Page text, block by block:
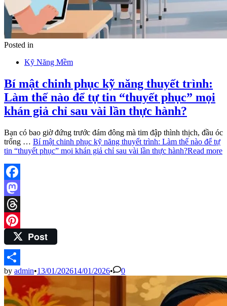
Posted in
Kỹ Năng Mềm
Bí mật chinh phục kỹ năng thuyết trình:
Làm thế nào để tự tin “thuyết phục” mọi
khán giả chỉ sau vài lần thực hành?
Bạn có bao giờ đứng trước đám đông mà tim đập thình thịch, đầu óc
trống … Bí mật chinh phục kỹ năng thuyết trình: Làm thế nào để tự
tin “thuyết phục” mọi khán giả chỉ sau vài lần thực hành?Read more
Facebook
Mastodon
Threads
PinterestPost
Share
by admin•13/01/202614/01/2026• 0